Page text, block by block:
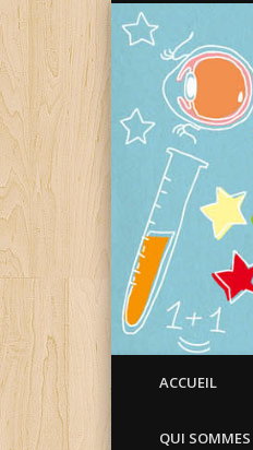
Faire aimer les
ACCUEIL
QUI